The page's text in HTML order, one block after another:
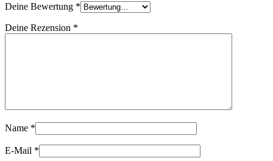
Deine Bewertung *
Deine Rezension *
Name *
E-Mail *